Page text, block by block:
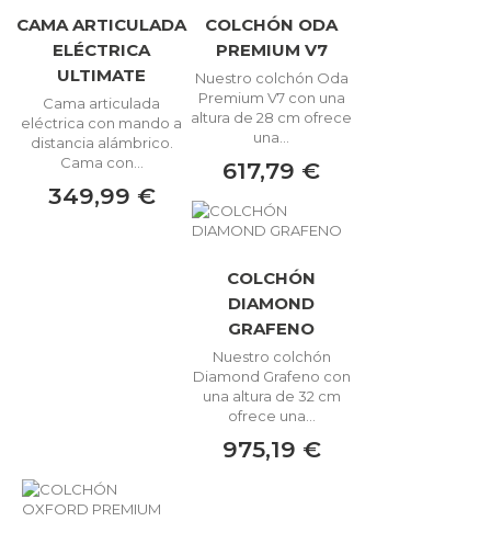
CAMA ARTICULADA
ELÉCTRICA
ULTIMATE
Cama articulada
eléctrica con mando a
distancia alámbrico.
Cama con...
349,99 €
COLCHÓN ODA
PREMIUM V7
Nuestro colchón Oda
Premium V7 con una
altura de 28 cm ofrece
una...
617,79 €
COLCHÓN
DIAMOND
GRAFENO
Nuestro colchón
Diamond Grafeno con
una altura de 32 cm
ofrece una...
975,19 €